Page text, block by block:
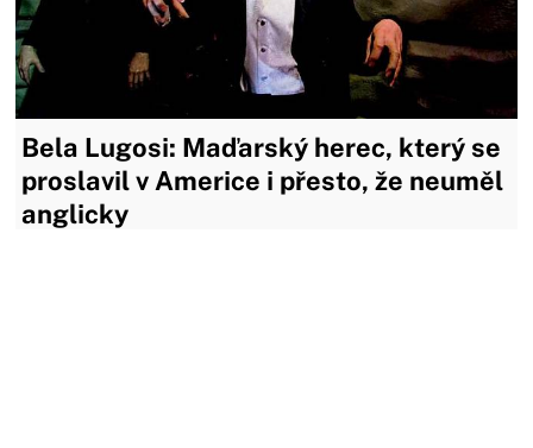
Bela Lugosi: Maďarský herec, který se
proslavil v Americe i přesto, že neuměl
anglicky